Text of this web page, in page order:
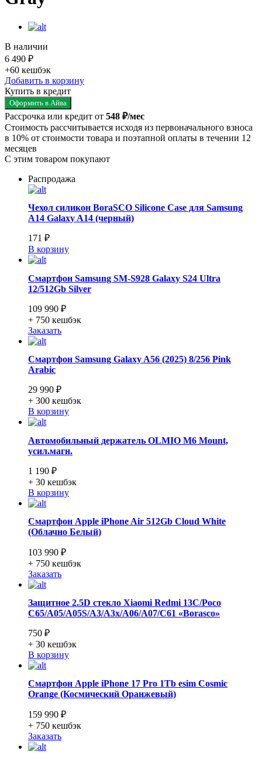
В наличии
6 490 ₽
+60 кешбэк
Добавить в корзину
Купить в кредит
Оформить в Айва
Рассрочка или кредит от 548 ₽/мес
Стоимость рассчитывается исходя из первоначального взноса
в 10% от стоимости товара и поэтапной оплаты в течении 12
месяцев
С этим товаром покупают
Распродажа
Чехол силикон BoraSCO Silicone Case для Samsung
A14 Galaxy A14 (черный)
171 ₽
В корзину
Смартфон Samsung SM-S928 Galaxy S24 Ultra
12/512Gb Silver
109 990 ₽
+ 750 кешбэк
Заказать
Смартфон Samsung Galaxy A56 (2025) 8/256 Pink
Arabic
29 990 ₽
+ 300 кешбэк
В корзину
Автомобильный держатель OLMIO M6 Mount,
усил.магн.
1 190 ₽
+ 30 кешбэк
В корзину
Смартфон Apple iPhone Air 512Gb Cloud White
(Облачно Белый)
103 990 ₽
+ 750 кешбэк
Заказать
Защитное 2.5D стекло Xiaomi Redmi 13C/Poco
C65/A05/A05S/A3/A3x/A06/A07/C61 «Borasco»
750 ₽
+ 30 кешбэк
В корзину
Смартфон Apple iPhone 17 Pro 1Tb esim Cosmic
Orange (Космический Оранжевый)
159 990 ₽
+ 750 кешбэк
Заказать